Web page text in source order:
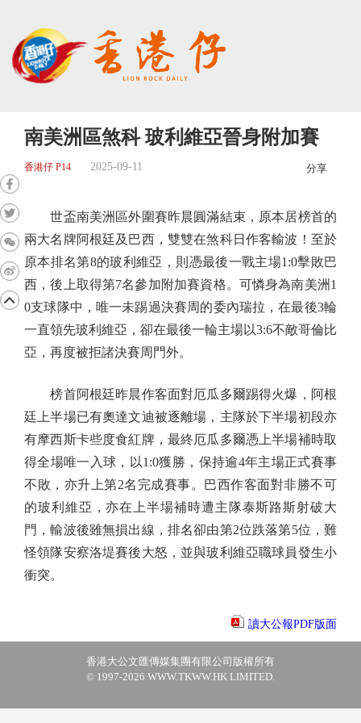
南美洲區煞科 玻利維亞晉身附加賽
香港仔 P14 2025-09-11 分享
世盃南美洲區外圍賽昨晨圓滿結束，原本居榜首的
兩大名牌阿根廷及巴西，雙雙在煞科日作客輸波！至於
原本排名第8的玻利維亞，則憑最後一戰主場1:0擊敗巴
西，後上取得第7名參加附加賽資格。可憐身為南美洲1
0支球隊中，唯一未踢過決賽周的委內瑞拉，在最後3輪
一直領先玻利維亞，卻在最後一輪主場以3:6不敵哥倫比
亞，再度被拒諸決賽周門外。
榜首阿根廷昨晨作客面對厄瓜多爾踢得火爆，阿根
廷上半場已有奧達文迪被逐離場，主隊於下半場初段亦
有摩西斯卡些度食紅牌，最終厄瓜多爾憑上半場補時取
得全場唯一入球，以1:0獲勝，保持逾4年主場正式賽事
不敗，亦升上第2名完成賽事。巴西作客面對非勝不可
的玻利維亞，亦在上半場補時遭主隊泰斯路斯射破大
門，輸波後雖無損出線，排名卻由第2位跌落第5位，難
怪領隊安察洛堤賽後大怒，並與玻利維亞職球員發生小
衝突。
讀大公報PDF版面
香港大公文匯傳媒集團有限公司版權所有
© 1997-2026 WWW.TKWW.HK LIMITED.